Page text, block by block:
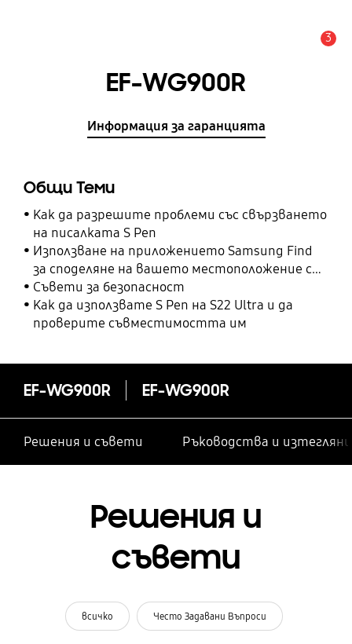
3
EF-WG900R
Информация за гаранцията
Общи Теми
Как да разрешите проблеми със свързването
на писалката S Pen
Използване на приложението Samsung Find
за споделяне на вашето местоположение с
вашите приятели, дете, семейство и други
контакти
Съвети за безопасност
Как да използвате S Pen на S22 Ultra и да
проверите съвместимостта им
EF-WG900R EF-WG900R
Решения и съвети Ръководства и
Решения и
съвети
всичко Често Задавани Въпроси